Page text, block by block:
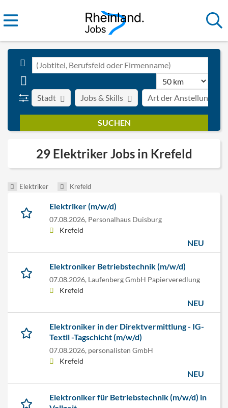
Stadt Art der Anstellung
Jobs & Skills
29 Elektriker Jobs in Krefeld
Elektriker Krefeld
Elektriker (m/w/d)
07.08.2026, Personalhaus Duisburg
Krefeld
NEU
Elektroniker Betriebstechnik (m/w/d)
07.08.2026, Laufenberg GmbH Papierveredlung
Krefeld
NEU
Elektroniker in der Direktvermittlung - IG-
Textil -Tagschicht (m/w/d)
07.08.2026, personalisten GmbH
Krefeld
NEU
Elektroniker für Betriebstechnik (m/w/d) in